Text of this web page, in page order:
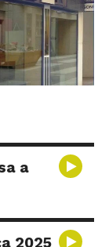
a
2025